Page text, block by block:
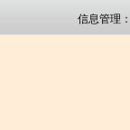
信息管理